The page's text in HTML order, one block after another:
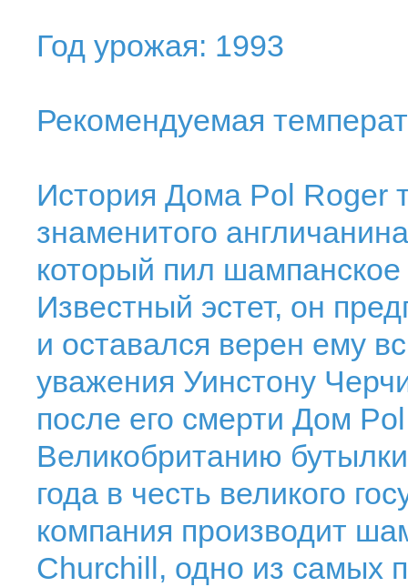
Год урожая: 1993
Рекомендуемая
История Дома Pol Roger
знаменитого
который пил
Известный эстет, он
и оставался верен ему
уважения Уинстону
после его смерти Дом
Великобританию
года в честь великого
компания производит
Churchill, одно из самых